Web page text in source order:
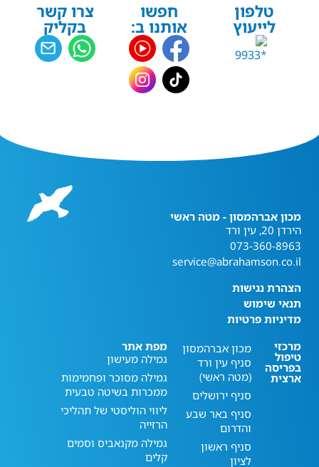
טלפון
לייעוץ
חפשו
אותנו ב:
צרו קשר
בקליק
מכון אברהמסון - מטה ראשי
הירדן 20, עין ורד
073-360-8963
service@abrahamson.co.il
הצהרת נגישות
תנאי שימוש
מדיניות פרטיות
מרכזי
טיפול
בפריסה
ארצית
מכון אברהמסון
סניף עין ורד
(מטה ראשי)
סניף ירושלים
סניף באר שבע
והדרום
סניף ראשון
לציון
מפת אתר
גמילה מעישון
גמילה מסוכר ופחמימות
ממכרות בשיטה טבעית
ליווי הוליסטי של תהליכי
הרזייה
גמילה מקנאביס וסמים
קלים